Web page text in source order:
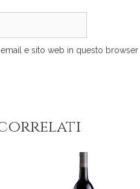
e sito web in questo